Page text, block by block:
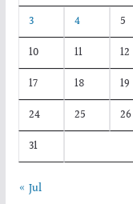
3
4 5
10
11 12
17
18 19
24
25 26
31
« Jul